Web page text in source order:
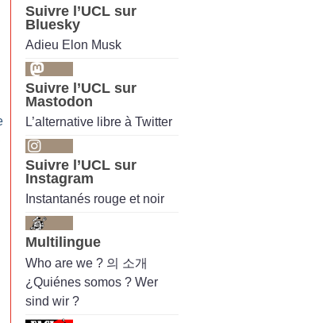
Suivre l’UCL sur
Bluesky
Adieu Elon Musk
Suivre l’UCL sur
Mastodon
L’alternative libre à Twitter
Suivre l’UCL sur
Instagram
Instantanés rouge et noir
Multilingue
Who are we ? 의 소개
¿Quiénes somos ? Wer
sind wir ?